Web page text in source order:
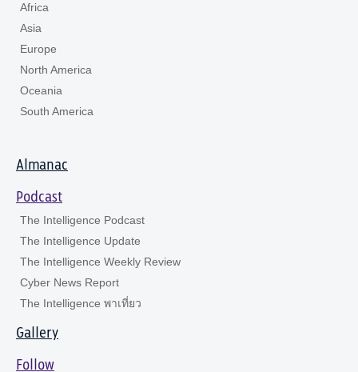
Africa
Asia
Europe
North America
Oceania
South America
Almanac
Podcast
The Intelligence Podcast
The Intelligence Update
The Intelligence Weekly Review
Cyber News Report
The Intelligence พาเที่ยว
Gallery
Follow